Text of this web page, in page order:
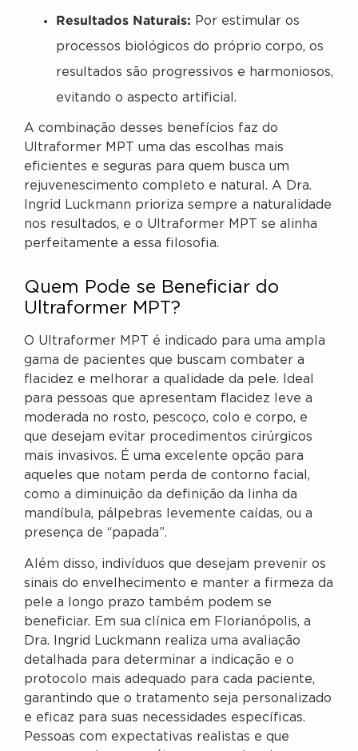
Resultados Naturais: Por estimular os
processos biológicos do próprio corpo, os
resultados são progressivos e harmoniosos,
evitando o aspecto artificial.
A combinação desses benefícios faz do
Ultraformer MPT uma das escolhas mais
eficientes e seguras para quem busca um
rejuvenescimento completo e natural. A Dra.
Ingrid Luckmann prioriza sempre a naturalidade
nos resultados, e o Ultraformer MPT se alinha
perfeitamente a essa filosofia.
Quem Pode se Beneficiar do
Ultraformer MPT?
O Ultraformer MPT é indicado para uma ampla
gama de pacientes que buscam combater a
flacidez e melhorar a qualidade da pele. Ideal
para pessoas que apresentam flacidez leve a
moderada no rosto, pescoço, colo e corpo, e
que desejam evitar procedimentos cirúrgicos
mais invasivos. É uma excelente opção para
aqueles que notam perda de contorno facial,
como a diminuição da definição da linha da
mandíbula, pálpebras levemente caídas, ou a
presença de “papada”.
Além disso, indivíduos que desejam prevenir os
sinais do envelhecimento e manter a firmeza da
pele a longo prazo também podem se
beneficiar. Em sua clínica em Florianópolis, a
Dra. Ingrid Luckmann realiza uma avaliação
detalhada para determinar a indicação e o
protocolo mais adequado para cada paciente,
garantindo que o tratamento seja personalizado
e eficaz para suas necessidades específicas.
Pessoas com expectativas realistas e que